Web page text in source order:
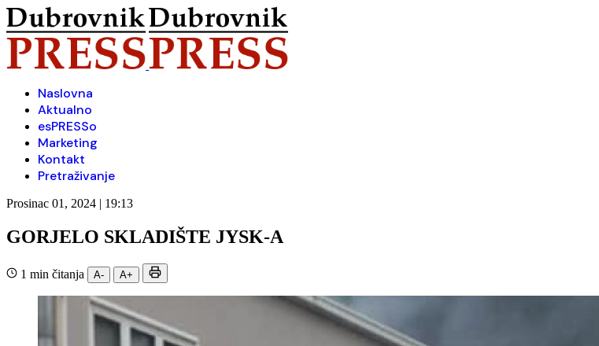
Naslovna
Aktualno
esPRESSo
Marketing
Kontakt
Pretraživanje
Prosinac 01, 2024 | 19:13
GORJELO SKLADIŠTE JYSK-A
1 min čitanja A- A+